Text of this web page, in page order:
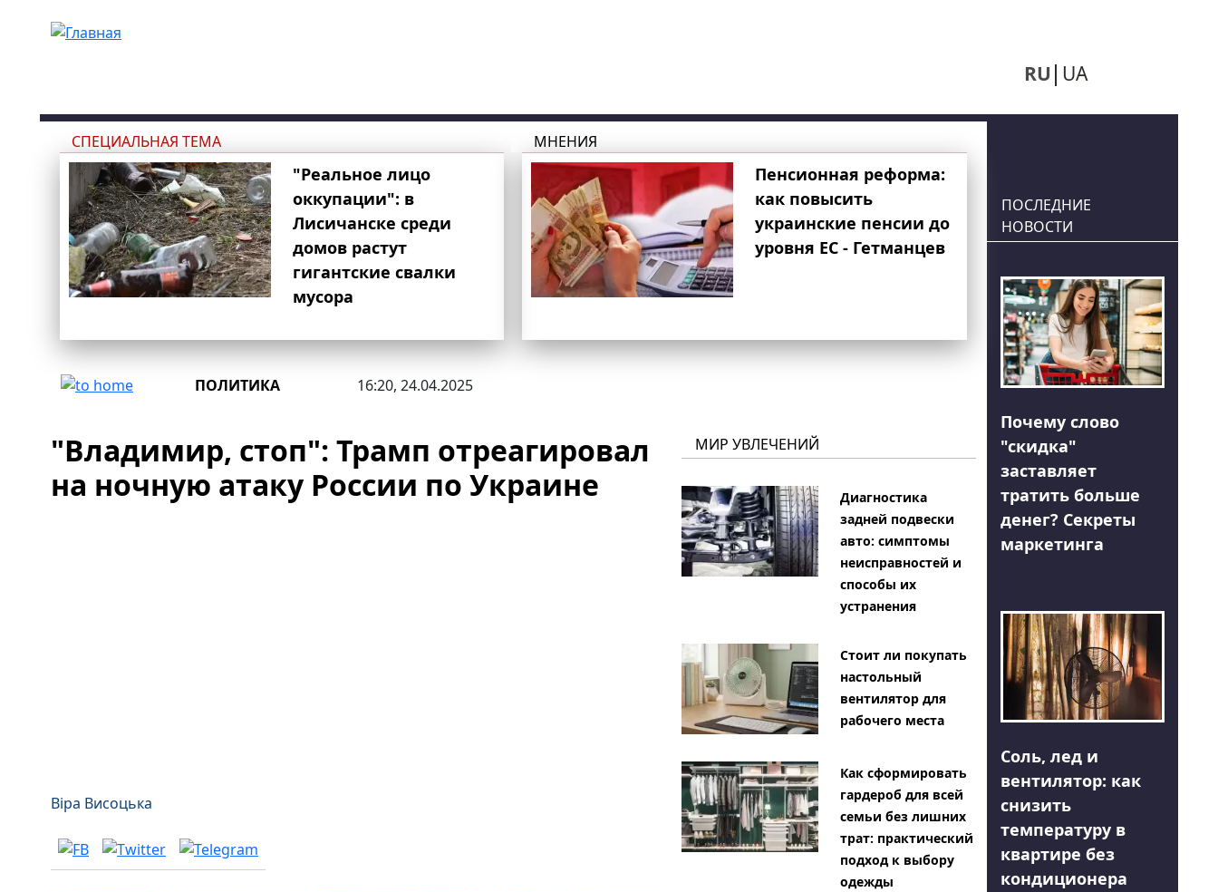
RU UA
СПЕЦИАЛЬНАЯ ТЕМА
"Реальное лицо
оккупации": в
Лисичанске среди
домов растут
гигантские свалки
мусора
МНЕНИЯ
Пенсионная реформа:
как повысить
украинские пенсии до
уровня ЕС - Гетманцев
ПОЛИТИКА 16:20, 24.04.2025
"Владимир, стоп": Трамп отреагировал
на ночную атаку России по Украине
Віра Висоцька
МИР УВЛЕЧЕНИЙ
Диагностика
задней подвески
авто: симптомы
неисправностей и
способы их
устранения
Стоит ли покупать
настольный
вентилятор для
рабочего места
Как сформировать
гардероб для всей
семьи без лишних
трат: практический
подход к выбору
одежды
ПОСЛЕДНИЕ
НОВОСТИ
Почему слово
"скидка"
заставляет
тратить больше
денег? Секреты
маркетинга
Соль, лед и
вентилятор: как
снизить
температуру в
квартире без
кондиционера